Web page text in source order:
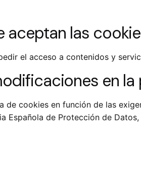
aceptan las
el acceso a contenidos y
en
de cookies en función de las
Española de Protección de